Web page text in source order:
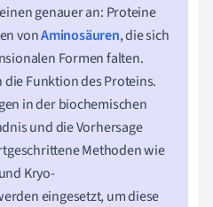
genauer an: Proteine
vonAminosäuren, die sich
Formen falten.
Funktion des Proteins.
in der biochemischen
und die Vorhersage
Methoden wie
Kryo-
eingesetzt, um diese